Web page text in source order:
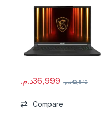
36,999د.م. 42,549د.م.
Compare